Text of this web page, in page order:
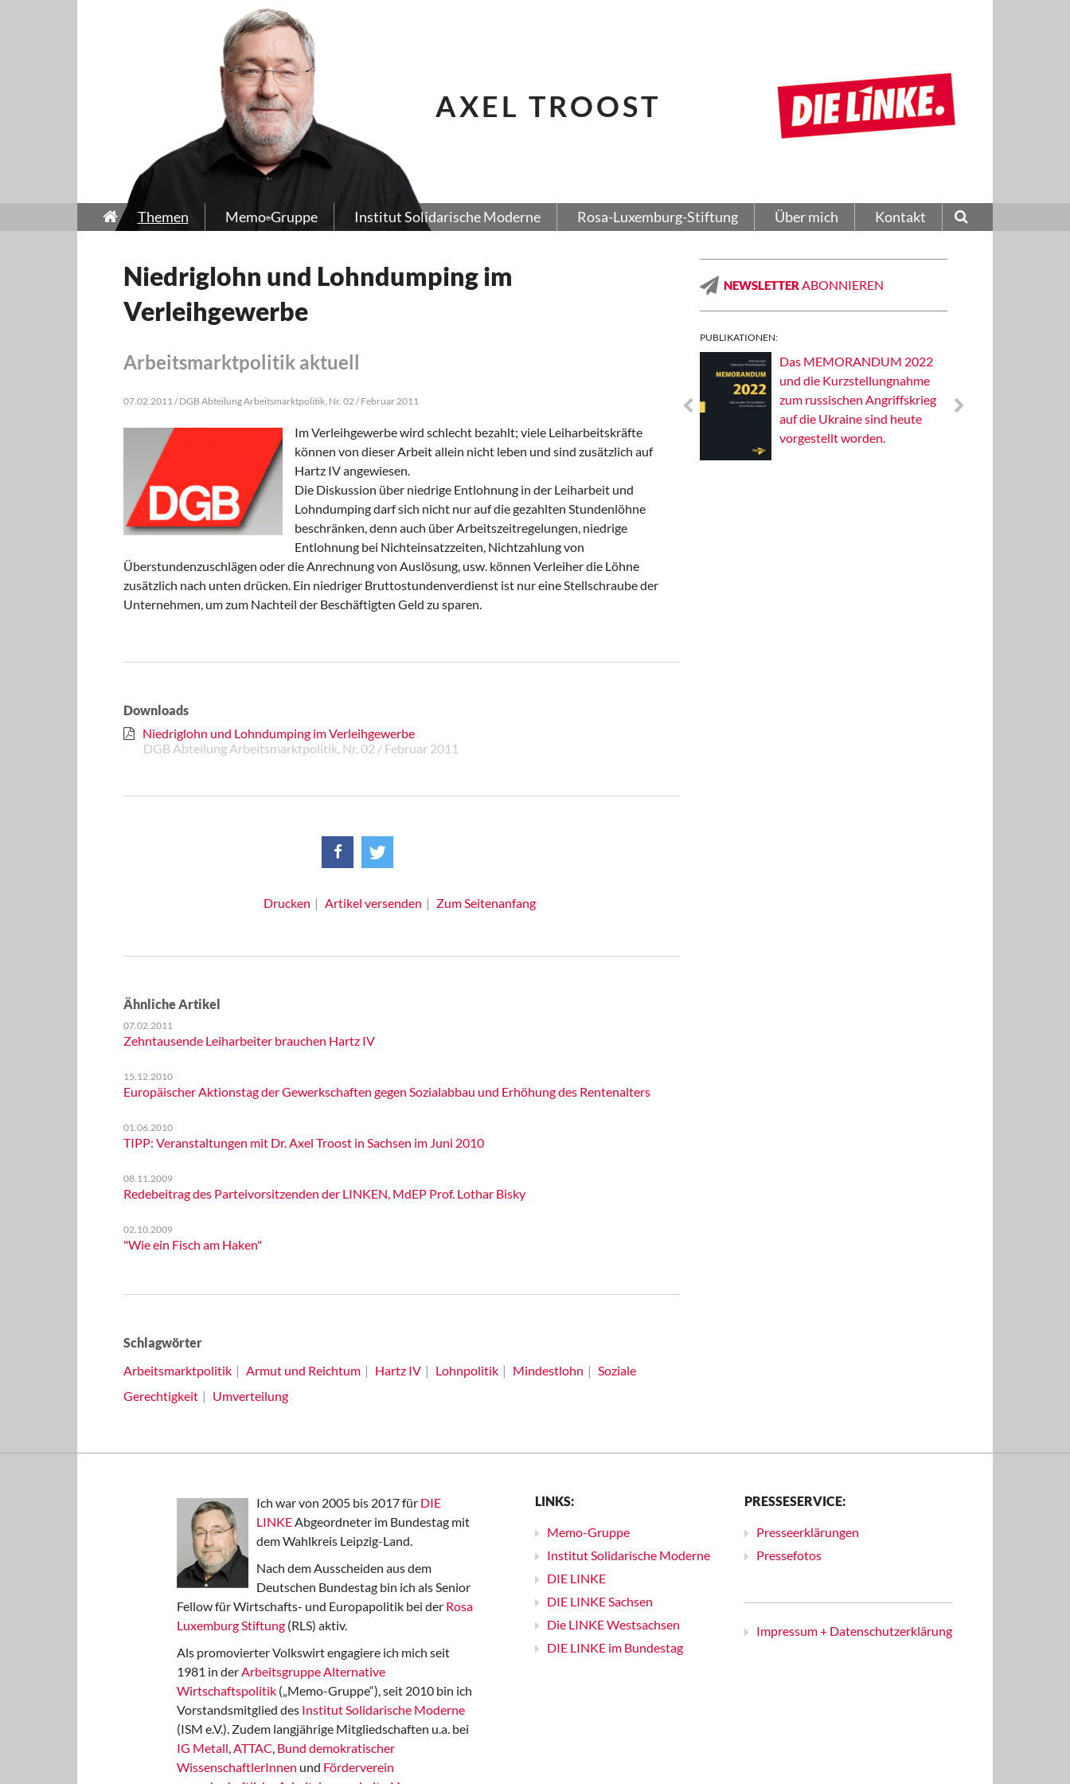
AXEL TROOST
Themen Memo-Gruppe Institut Solidarische Moderne Rosa-Luxemburg-Stiftung Über mich Kontakt
Niedriglohn und Lohndumping im
Verleihgewerbe
Arbeitsmarktpolitik aktuell
07.02.2011 / DGB Abteilung Arbeitsmarktpolitik, Nr. 02 / Februar 2011
Im Verleihgewerbe wird schlecht bezahlt; viele Leiharbeitskräfte
können von dieser Arbeit allein nicht leben und sind zusätzlich auf
Hartz IV angewiesen.
Die Diskussion über niedrige Entlohnung in der Leiharbeit und
Lohndumping darf sich nicht nur auf die gezahlten Stundenlöhne
beschränken, denn auch über Arbeitszeitregelungen, niedrige
Entlohnung bei Nichteinsatzzeiten, Nichtzahlung von
Überstundenzuschlägen oder die Anrechnung von Auslösung, usw. können Verleiher die Löhne
zusätzlich nach unten drücken. Ein niedriger Bruttostundenverdienst ist nur eine Stellschraube der
Unternehmen, um zum Nachteil der Beschäftigten Geld zu sparen.
Downloads
Niedriglohn und Lohndumping im Verleihgewerbe
DGB Abteilung Arbeitsmarktpolitik, Nr. 02 / Februar 2011
Drucken Artikel versenden Zum Seitenanfang
Ähnliche Artikel
07.02.2011
Zehntausende Leiharbeiter brauchen Hartz IV
15.12.2010
Europäischer Aktionstag der Gewerkschaften gegen Sozialabbau und Erhöhung des Rentenalters
01.06.2010
TIPP: Veranstaltungen mit Dr. Axel Troost in Sachsen im Juni 2010
08.11.2009
Redebeitrag des Parteivorsitzenden der LINKEN, MdEP Prof. Lothar Bisky
02.10.2009
"Wie ein Fisch am Haken"
Schlagwörter
Arbeitsmarktpolitik
Armut und Reichtum Hartz IV Lohnpolitik Mindestlohn
Soziale
Gerechtigkeit
Umverteilung
NEWSLETTER ABONNIEREN
PUBLIKATIONEN:
Das MEMORANDUM 2022
und die Kurzstellungnahme
zum russischen Angriffskrieg
auf die Ukraine sind heute
vorgestellt worden.
Ich war von 2005 bis 2017 für DIE
LINKEAbgeordneter im Bundestag mit
dem Wahlkreis Leipzig-Land.
Nach dem Ausscheiden aus dem
Deutschen Bundestag bin ich als Senior
Fellow für Wirtschafts- und Europapolitik bei der Rosa
Luxemburg Stiftung (RLS) aktiv.
Als promovierter Volkswirt engagiere ich mich seit
1981 in derArbeitsgruppe Alternative
Wirtschaftspolitik („Memo-Gruppe“), seit 2010 bin ich
Vorstandsmitglied des Institut Solidarische Moderne
(ISM e.V.). Zudem langjährige Mitgliedschaften u.a. bei
IG Metall,ATTAC, Bund demokratischer
WissenschaftlerInnen und Förderverein
LINKS:
Memo-Gruppe
Institut Solidarische Moderne
DIE LINKE
DIE LINKE Sachsen
Die LINKE Westsachsen
DIE LINKE im Bundestag
PRESSESERVICE:
Presseerklärungen
Pressefotos
Impressum + Datenschutzerklärung